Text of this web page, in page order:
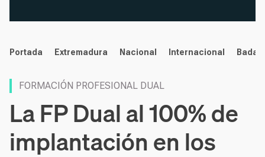
noticias
Portada Extremadura Nacional Internacional
FORMACIÓN PROFESIONAL DUAL
La FP Dual al 100% de
implantación en los